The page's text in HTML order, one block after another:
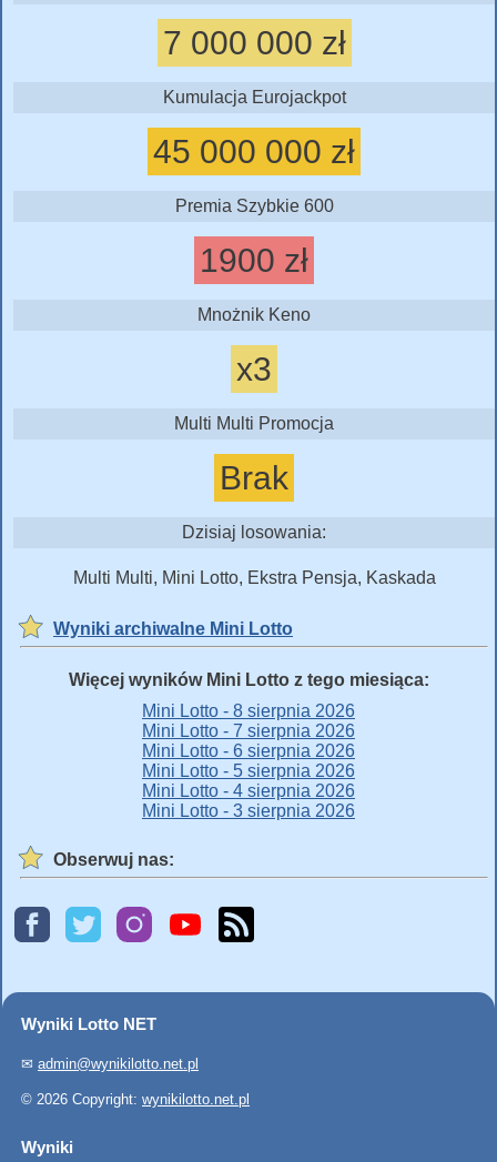
7 000 000 zł
Kumulacja Eurojackpot
45 000 000 zł
Premia Szybkie 600
1900 zł
Mnożnik Keno
x3
Multi Multi Promocja
Brak
Dzisiaj losowania:
Multi Multi, Mini Lotto, Ekstra Pensja, Kaskada
Wyniki archiwalne Mini Lotto
Więcej wyników Mini Lotto z tego miesiąca:
Mini Lotto - 8 sierpnia 2026
Mini Lotto - 7 sierpnia 2026
Mini Lotto - 6 sierpnia 2026
Mini Lotto - 5 sierpnia 2026
Mini Lotto - 4 sierpnia 2026
Mini Lotto - 3 sierpnia 2026
Obserwuj nas:
Wyniki Lotto NET
✉ admin@wynikilotto.net.pl
© 2026 Copyright: wynikilotto.net.pl
Wyniki